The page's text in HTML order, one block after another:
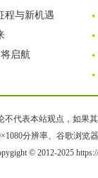
程与新机遇
启航
不代表本站观点，如果
分辨率、谷歌浏览
© 2012-2025